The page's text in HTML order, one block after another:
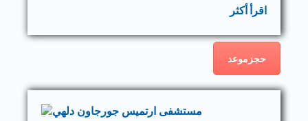
اقرأ أكثر
حجزموعد